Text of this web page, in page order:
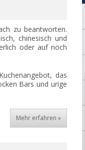
zu beantworten.
chinesisch und
oder auf noch
das
Bars und urige
Mehr erfahren »